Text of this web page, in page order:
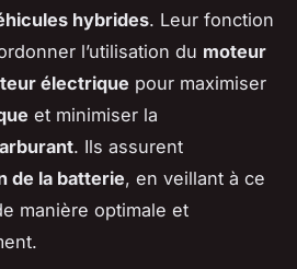
hybrides. Leur fonction
l’utilisation du moteur
électrique pour maximiser
et minimiser la
. Ils assurent
de la batterie, en veillant à ce
manière optimale et